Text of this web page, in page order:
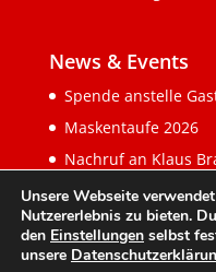
News & Events
Spende anstelle
Maskentaufe 2026
Nachruf an Klaus
Unsere Webseite
Nutzererlebnis zu bieten.
den Einstellungen selbst
unsere